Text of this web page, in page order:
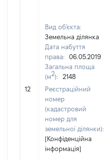
12
Вид об'єкта:
Земельна ділянка
Дата набуття
права:
06.05.2019
Загальна площа
(м2):
2148
Реєстраційний
номер
(кадастровий
номер для
земельної ділянки):
[Конфіденційна
інформація]